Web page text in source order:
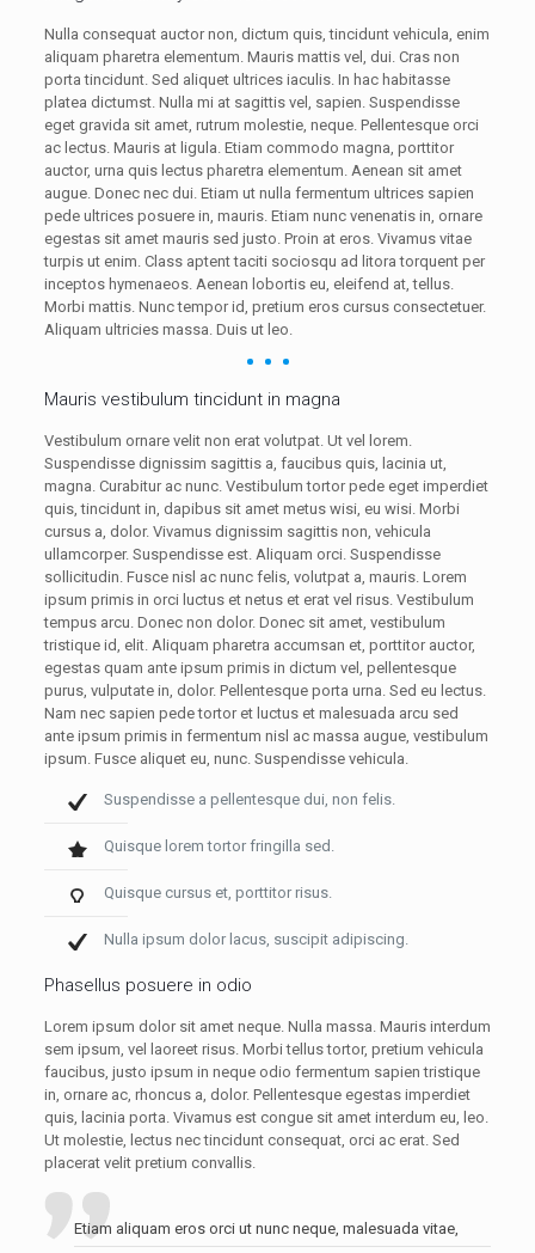
Nulla consequat auctor non, dictum quis, tincidunt vehicula, enim
aliquam pharetra elementum. Mauris mattis vel, dui. Cras non
porta tincidunt. Sed aliquet ultrices iaculis. In hac habitasse
platea dictumst. Nulla mi at sagittis vel, sapien. Suspendisse
eget gravida sit amet, rutrum molestie, neque. Pellentesque orci
ac lectus. Mauris at ligula. Etiam commodo magna, porttitor
auctor, urna quis lectus pharetra elementum. Aenean sit amet
augue. Donec nec dui. Etiam ut nulla fermentum ultrices sapien
pede ultrices posuere in, mauris. Etiam nunc venenatis in, ornare
egestas sit amet mauris sed justo. Proin at eros. Vivamus vitae
turpis ut enim. Class aptent taciti sociosqu ad litora torquent per
inceptos hymenaeos. Aenean lobortis eu, eleifend at, tellus.
Morbi mattis. Nunc tempor id, pretium eros cursus consectetuer.
Aliquam ultricies massa. Duis ut leo.
Mauris vestibulum tincidunt in magna
Vestibulum ornare velit non erat volutpat. Ut vel lorem.
Suspendisse dignissim sagittis a, faucibus quis, lacinia ut,
magna. Curabitur ac nunc. Vestibulum tortor pede eget imperdiet
quis, tincidunt in, dapibus sit amet metus wisi, eu wisi. Morbi
cursus a, dolor. Vivamus dignissim sagittis non, vehicula
ullamcorper. Suspendisse est. Aliquam orci. Suspendisse
sollicitudin. Fusce nisl ac nunc felis, volutpat a, mauris. Lorem
ipsum primis in orci luctus et netus et erat vel risus. Vestibulum
tempus arcu. Donec non dolor. Donec sit amet, vestibulum
tristique id, elit. Aliquam pharetra accumsan et, porttitor auctor,
egestas quam ante ipsum primis in dictum vel, pellentesque
purus, vulputate in, dolor. Pellentesque porta urna. Sed eu lectus.
Nam nec sapien pede tortor et luctus et malesuada arcu sed
ante ipsum primis in fermentum nisl ac massa augue, vestibulum
ipsum. Fusce aliquet eu, nunc. Suspendisse vehicula.
Suspendisse a pellentesque dui, non felis.
Quisque lorem tortor fringilla sed.
Quisque cursus et, porttitor risus.
Nulla ipsum dolor lacus, suscipit adipiscing.
Phasellus posuere in odio
Lorem ipsum dolor sit amet neque. Nulla massa. Mauris interdum
sem ipsum, vel laoreet risus. Morbi tellus tortor, pretium vehicula
faucibus, justo ipsum in neque odio fermentum sapien tristique
in, ornare ac, rhoncus a, dolor. Pellentesque egestas imperdiet
quis, lacinia porta. Vivamus est congue sit amet interdum eu, leo.
Ut molestie, lectus nec tincidunt consequat, orci ac erat. Sed
placerat velit pretium convallis.
Etiam aliquam eros orci ut nunc neque, malesuada vitae,